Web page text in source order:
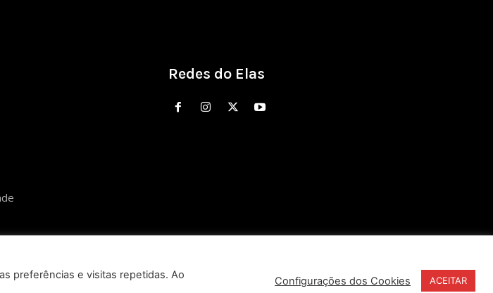
Redes do Elas
preferências e visitas repetidas. Ao
Configurações dos Cookies ACEITAR